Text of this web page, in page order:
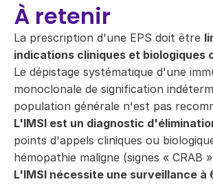
À retenir
La prescription d'une EPS doit être
indications cliniques et biologiques
Le dépistage systématique d'une
monoclonale de signification
population générale n'est pas
L'IMSI est un diagnostic
points d'appels cliniques ou
hémopathie maligne (signes « CRAB
L'IMSI nécessite une surveillance à